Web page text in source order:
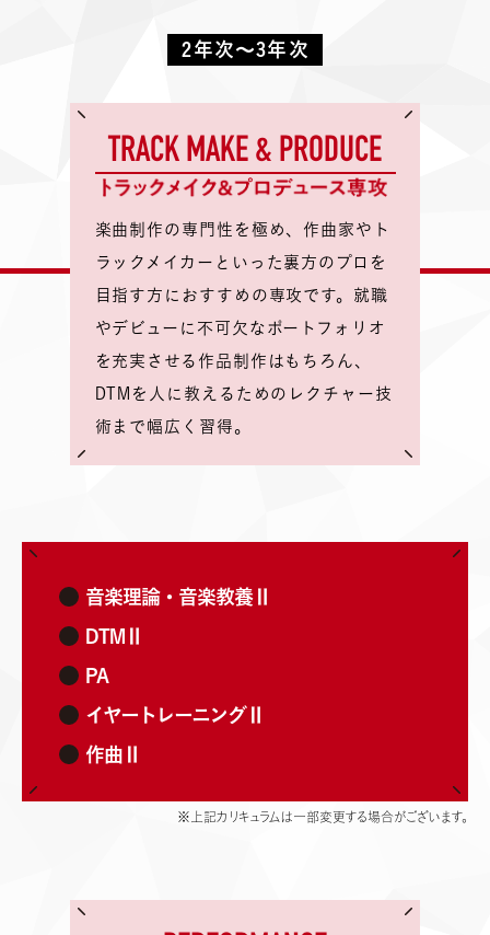
2年次～3年次
TRACK MAKE & PRODUCE
楽曲制作の専門性を極め、作曲家やト
ラックメイカーといった裏方のプロを
目指す方におすすめの専攻です。就職
やデビューに不可欠なポートフォリオ
を充実させる作品制作はもちろん、
DTMを人に教えるためのレクチャー技
術まで幅広く習得。
音楽理論・音楽教養Ⅱ
DTMⅡ
PA
イヤートレーニングⅡ
作曲Ⅱ
※上記カリキュラムは一部変更する場合がございます。